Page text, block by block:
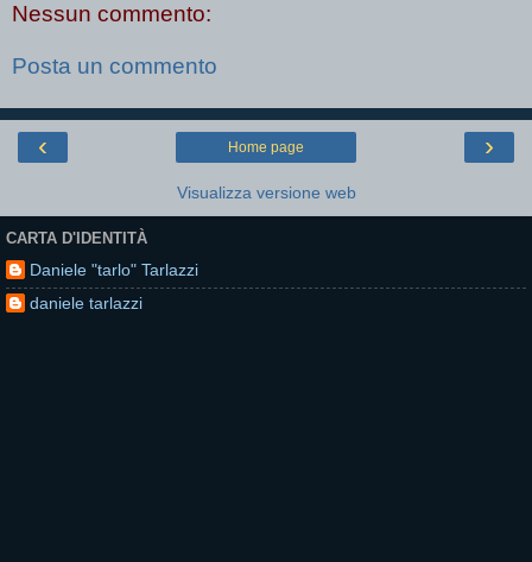
Nessun commento:
Posta un commento
‹ ›
Home page
Visualizza versione web
CARTA D'IDENTITÀ
Daniele "tarlo" Tarlazzi
daniele tarlazzi